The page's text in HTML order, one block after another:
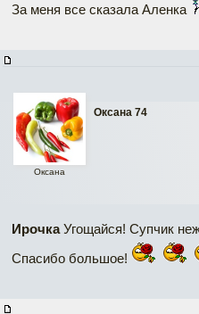
За меня все сказала Аленка
Оксана 74
Оксана
ИрочкаУгощайся! Супчик
Спасибо большое!